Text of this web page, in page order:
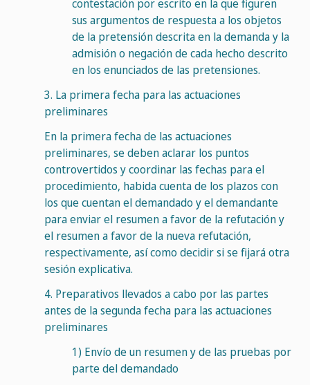
contestación por escrito en la que figuren
sus argumentos de respuesta a los objetos
de la pretensión descrita en la demanda y la
admisión o negación de cada hecho descrito
en los enunciados de las pretensiones.
3. La primera fecha para las actuaciones
preliminares
En la primera fecha de las actuaciones
preliminares, se deben aclarar los puntos
controvertidos y coordinar las fechas para el
procedimiento, habida cuenta de los plazos con
los que cuentan el demandado y el demandante
para enviar el resumen a favor de la refutación y
el resumen a favor de la nueva refutación,
respectivamente, así como decidir si se fijará otra
sesión explicativa.
4. Preparativos llevados a cabo por las partes
antes de la segunda fecha para las actuaciones
preliminares
1) Envío de un resumen y de las pruebas por
parte del demandado